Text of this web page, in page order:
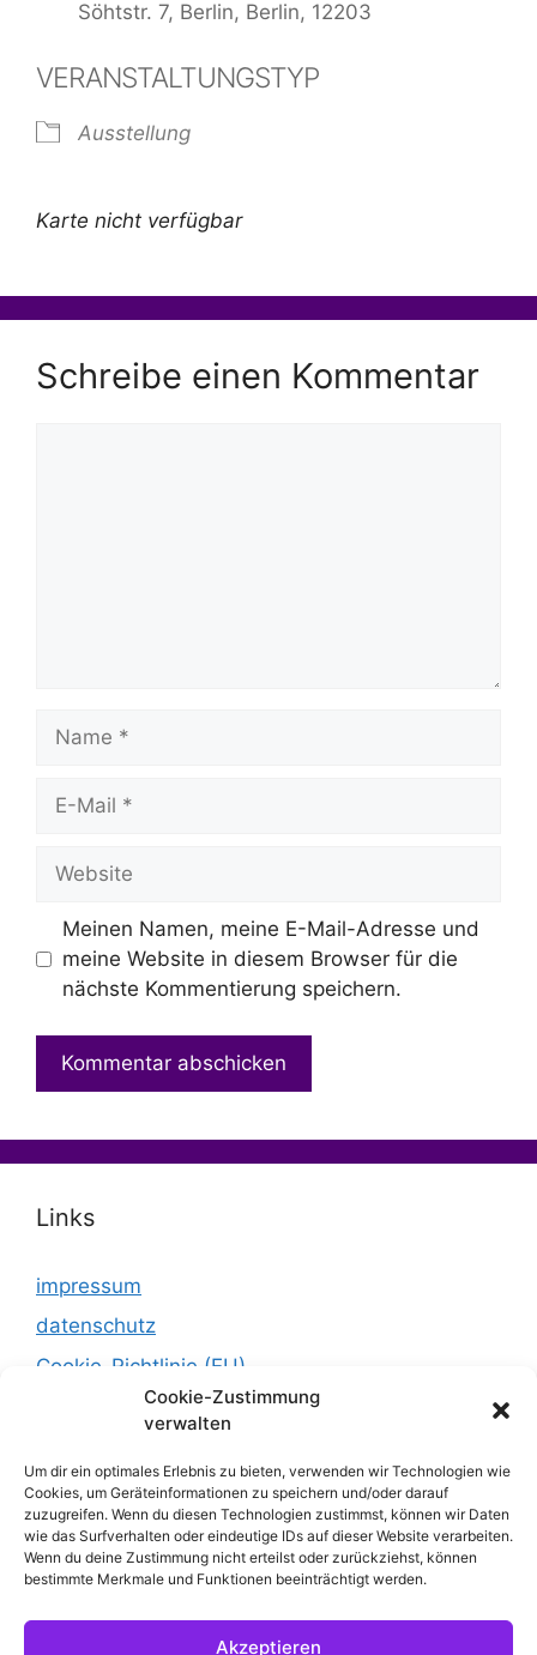
Cookie-Zustimmung
verwalten
Um dir ein optimales Erlebnis zu bieten, verwenden wir Technologien wie
Cookies, um Geräteinformationen zu speichern und/oder darauf
zuzugreifen. Wenn du diesen Technologien zustimmst, können wir Daten
wie das Surfverhalten oder eindeutige IDs auf dieser Website verarbeiten.
Wenn du deine Zustimmung nicht erteilst oder zurückziehst, können
bestimmte Merkmale und Funktionen beeinträchtigt werden.
Akzeptieren
Söhtstr. 7, Berlin, Berlin, 12203
VERANSTALTUNGSTYP
Ausstellung
Karte nicht verfügbar
Schreibe einen Kommentar
Name
Website
Meinen Namen, meine E-Mail-Adresse und
meine Website in diesem Browser für die
nächste Kommentierung speichern.
Links
impressum
datenschutz
Cookie-Richtlinie (EU)
© 2026 prideART Berlin e.V.